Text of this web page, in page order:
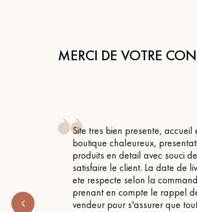
MERCI DE VOTRE
Site tres bien presente, accueil
boutique chaleureux,
produits en detail avec souci de
satisfaire le client. La date de
ete respecte selon la
prenant en compte le rappel
vendeur pour s'assurer que